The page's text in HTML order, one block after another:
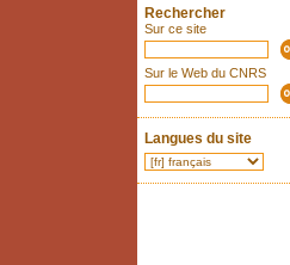
Rechercher
Sur ce site
Sur le Web du CNRS
Langues du site